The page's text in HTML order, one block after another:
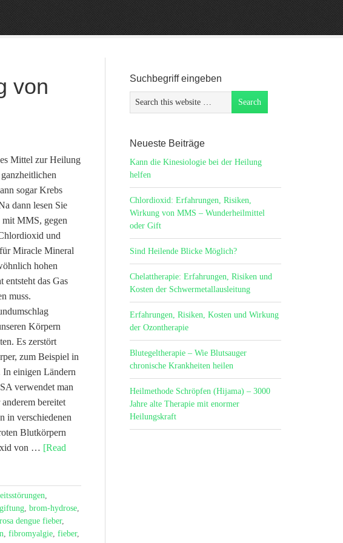
von
Mittel zur Heilung
sogar Krebs
dann lesen Sie
mit MMS, gegen
und
Miracle Mineral
hohen
das Gas
muss.
Körpern
Es zerstört
zum Beispiel in
In einigen Ländern
verwendet man
bereitet
in verschiedenen
Blutkörpern
von … [Read
,
, brom-hydrose,
dengue fieber,
, fibromyalgie, fieber,
Suchbegriff eingeben
Neueste Beiträge
Kann die Kinesiologie bei der Heilung
helfen
Chlordioxid: Erfahrungen, Risiken,
Wirkung von MMS – Wunderheilmittel
oder Gift
Sind Heilende Blicke Möglich?
Chelattherapie: Erfahrungen, Risiken und
Kosten der Schwermetallausleitung
Erfahrungen, Risiken, Kosten und Wirkung
der Ozontherapie
Blutegeltherapie – Wie Blutsauger
chronische Krankheiten heilen
Heilmethode Schröpfen (Hijama) – 3000
Jahre alte Therapie mit enormer
Heilungskraft